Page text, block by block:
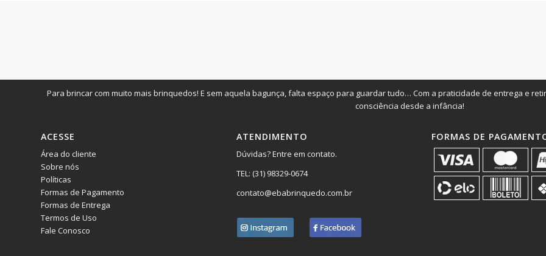
Para brincar com muito mais brinquedos! E sem aquela bagunça, falta espaço para guardar tudo… Com a praticidade de entrega e
consciência desde a infância!
ACESSE
Área do cliente
Sobre nós
Políticas
Formas de Pagamento
Formas de Entrega
Termos de Uso
Fale Conosco
ATENDIMENTO
Dúvidas? Entre em contato.
TEL: (31) 98329-0674
contato@ebabrinquedo.com.br
FORMAS DE